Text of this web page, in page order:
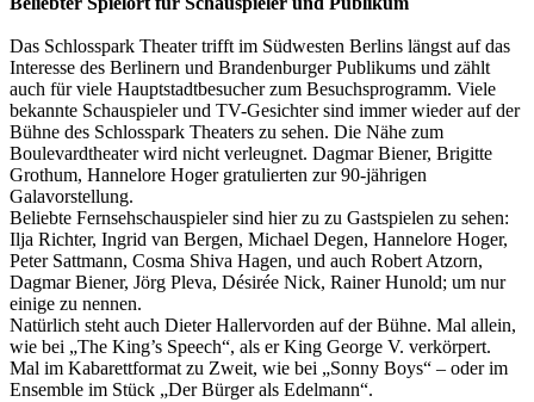
Das Schlosspark Theater trifft im Südwesten Berlins längst auf das
Interesse des Berlinern und Brandenburger Publikums und zählt
auch für viele Hauptstadtbesucher zum Besuchsprogramm. Viele
bekannte Schauspieler und TV-Gesichter sind immer wieder auf der
Bühne des Schlosspark Theaters zu sehen. Die Nähe zum
Boulevardtheater wird nicht verleugnet. Dagmar Biener, Brigitte
Grothum, Hannelore Hoger gratulierten zur 90-jährigen
Galavorstellung.
Beliebte Fernsehschauspieler sind hier zu zu Gastspielen zu sehen:
Ilja Richter, Ingrid van Bergen, Michael Degen, Hannelore Hoger,
Peter Sattmann, Cosma Shiva Hagen, und auch Robert Atzorn,
Dagmar Biener, Jörg Pleva, Désirée Nick, Rainer Hunold; um nur
einige zu nennen.
Natürlich steht auch Dieter Hallervorden auf der Bühne. Mal allein,
wie bei „The King’s Speech“, als er King George V. verkörpert.
Mal im Kabarettformat zu Zweit, wie bei „Sonny Boys“ – oder im
Ensemble im Stück „Der Bürger als Edelmann“.